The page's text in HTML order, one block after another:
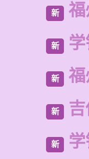
新
新
新
新
新